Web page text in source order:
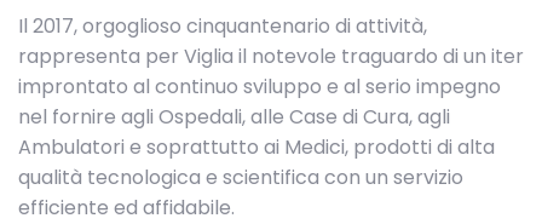
Il 2017, orgoglioso cinquantenario di attività,
rappresenta per Viglia il notevole traguardo di un iter
improntato al continuo sviluppo e al serio impegno
nel fornire agli Ospedali, alle Case di Cura, agli
Ambulatori e soprattutto ai Medici, prodotti di alta
qualità tecnologica e scientifica con un servizio
efficiente ed affidabile.